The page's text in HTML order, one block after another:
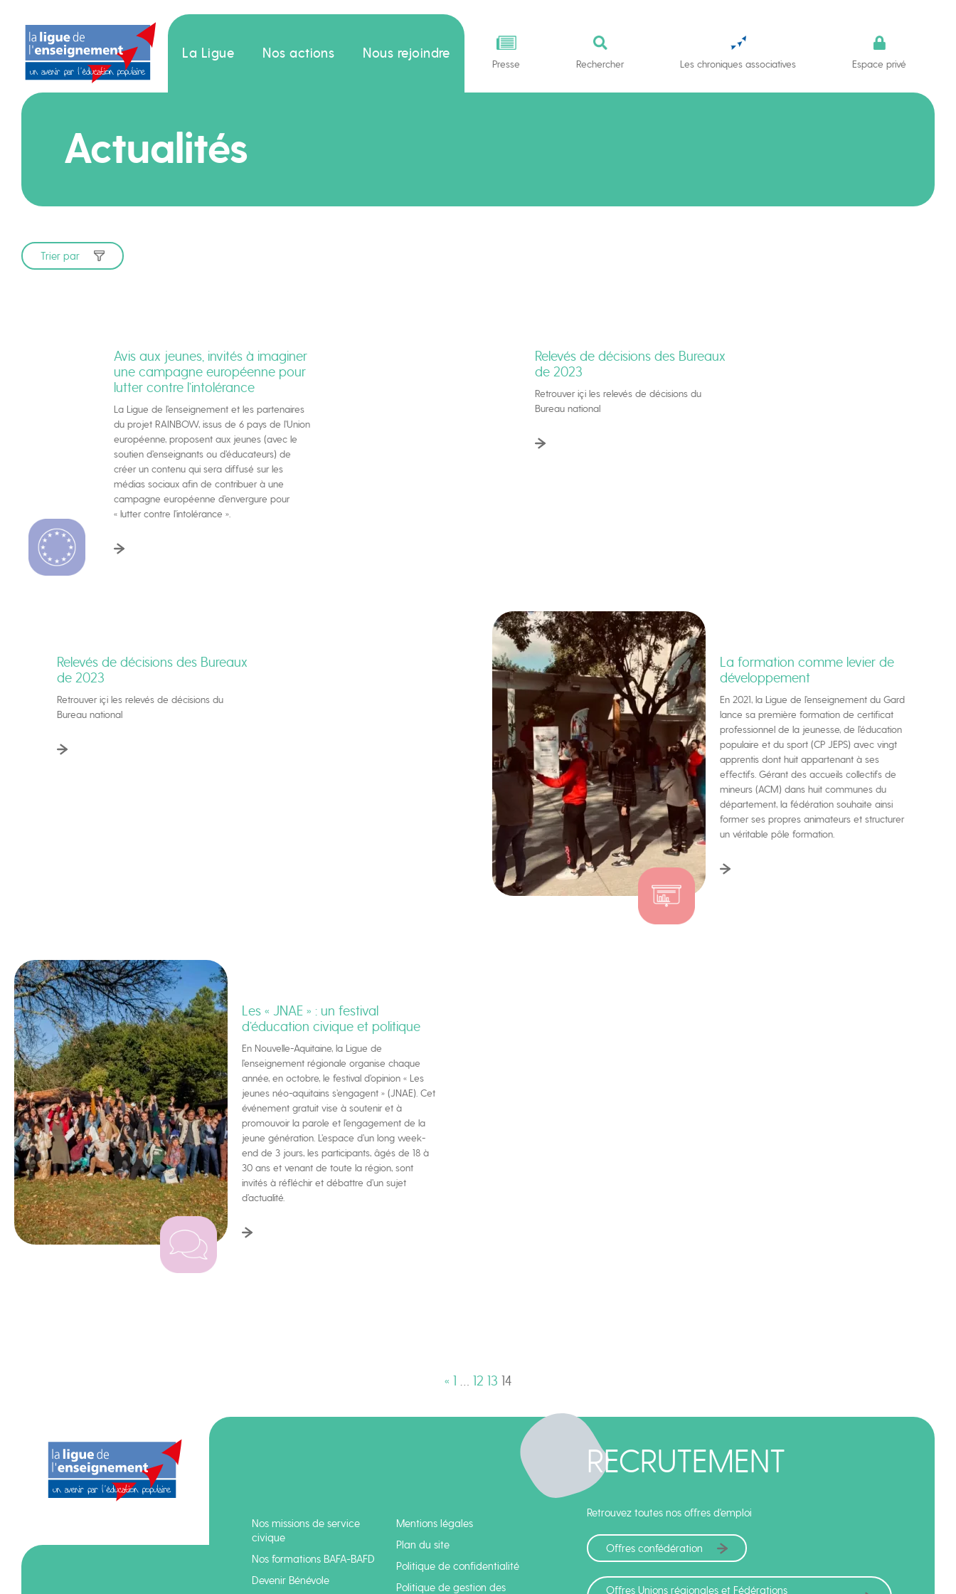
La Ligue Nos actions Nous rejoindre
Presse Rechercher Les chroniques associatives Espace privé
Actualités
Trier par
Avis aux jeunes, invités à imaginer
une campagne européenne pour
lutter contre l’intolérance
La Ligue de l’enseignement et les partenaires
du projet RAINBOW, issus de 6 pays de l’Union
européenne, proposent aux jeunes (avec le
soutien d’enseignants ou d’éducateurs) de
créer un contenu qui sera diffusé sur les
médias sociaux afin de contribuer à une
campagne européenne d’envergure pour
« lutter contre l’intolérance ».
Relevés de décisions des Bureaux
de 2023
Retrouver içi les relevés de décisions du
Bureau national
Relevés de décisions des Bureaux
de 2023
Retrouver içi les relevés de décisions du
Bureau national
La formation comme levier de
développement
En 2021, la Ligue de l’enseignement du Gard
lance sa première formation de certificat
professionnel de la jeunesse, de l’éducation
populaire et du sport (CP JEPS) avec vingt
apprentis dont huit appartenant à ses
effectifs. Gérant des accueils collectifs de
mineurs (ACM) dans huit communes du
département, la fédération souhaite ainsi
former ses propres animateurs et structurer
un véritable pôle formation.
Les « JNAE » : un festival
d’éducation civique et politique
En Nouvelle-Aquitaine, la Ligue de
l’enseignement régionale organise chaque
année, en octobre, le festival d’opinion « Les
jeunes néo-aquitains s’engagent » (JNAE). Cet
événement gratuit vise à soutenir et à
promouvoir la parole et l’engagement de la
jeune génération. L’espace d’un long week-
end de 3 jours, les participants, âgés de 18 à
30 ans et venant de toute la région, sont
invités à réfléchir et débattre d’un sujet
d’actualité.
« 1 12 13 14
Nos missions de service
civique
Nos formations BAFA-BAFD
Devenir Bénévole
Mentions légales
Plan du site
Politique de confidentialité
Politique de gestion des
RECRUTEMENT
Retrouvez toutes nos offres d'emploi
Offres confédération
Offres Unions régionales et Fédérations